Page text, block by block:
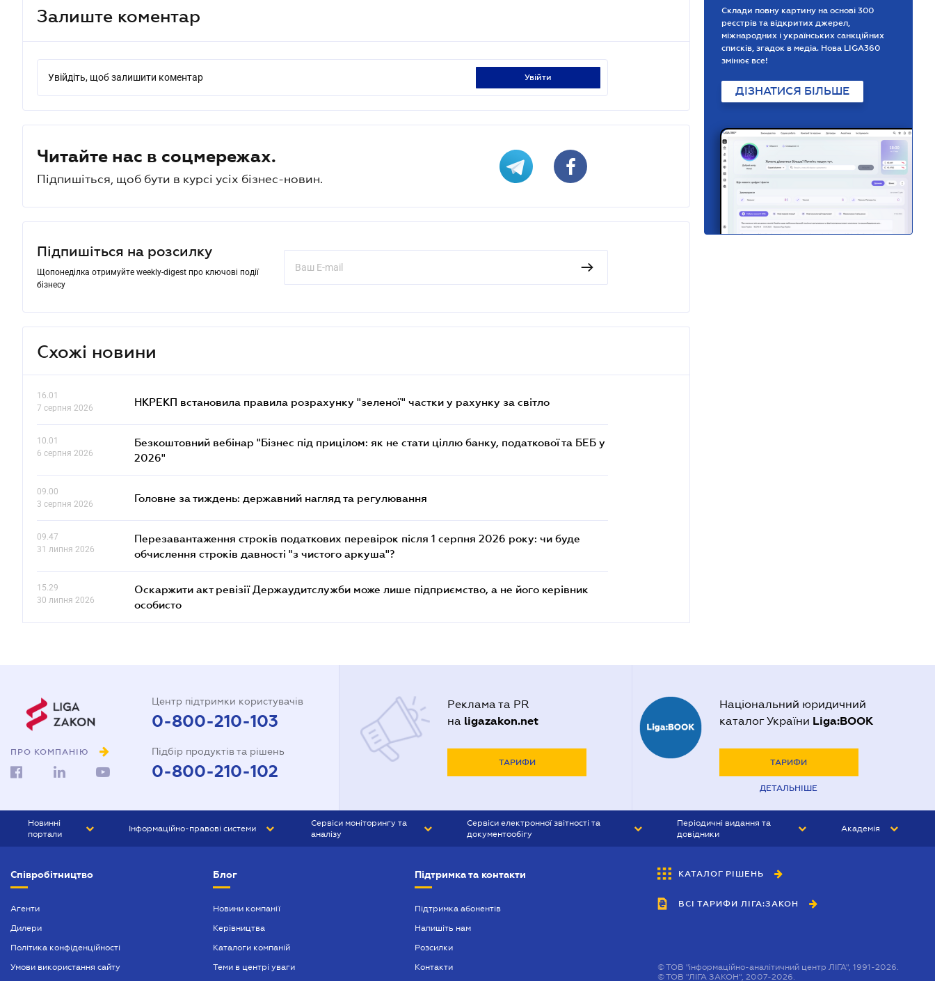
Залиште коментар
Увійдіть, щоб залишити коментар увійти
Читайте нас в соцмережах.
Підпишіться, щоб бути в курсі усіх бізнес-новин.
Підпишіться на розсилку
Щопонеділка отримуйте weekly-digest про ключові події
бізнесу
Схожі новини
16.01
7 серпня 2026
НКРЕКП встановила правила розрахунку "зеленої" частки у рахунку за світло
10.01
6 серпня 2026
Безкоштовний вебінар "Бізнес під прицілом: як не стати ціллю банку, податкової та БЕБ у
2026"
09.00
3 серпня 2026
Головне за тиждень: державний нагляд та регулювання
09.47
31 липня 2026
Перезавантаження строків податкових перевірок після 1 серпня 2026 року: чи буде
обчислення строків давності "з чистого аркуша"?
15.29
30 липня 2026
Оскаржити акт ревізії Держаудитслужби може лише підприємство, а не його керівник
особисто
Склади повну картину на основі 300
реєстрів та відкритих джерел,
міжнародних і українських санкційних
списків, згадок в медіа. Нова LIGA360
змінює все!
ДІЗНАТИСЯ БІЛЬШЕ
ПРО КОМПАНІЮ
Центр підтримки користувачів
0-800-210-103
Підбір продуктів та рішень
0-800-210-102
Реклама та PR
на ligazakon.net
ТАРИФИ
Національний юридичний
каталог України Liga:BOOK
ТАРИФИ
ДЕТАЛЬНІШЕ
Новинні
портали
БІЗНЕС
Інформаційно-правові системи
БУХГАЛТЕР ПРОФ
Сервіси моніторингу та
аналізу
Сервіси електронної звітності та
документообігу
Періодичні видання та
довідники
БУХГАЛТЕР&ЗАКОН
ВІСНИК МСФЗ
Академія
Співробітництво
Агенти
Дилери
Політика конфіденційності
Умови використання сайту
Блог
Новини компанії
Керівництва
Каталоги компаній
Теми в центрі уваги
Підтримка та контакти
Підтримка абонентів
Напишіть нам
Розсилки
Контакти
КАТАЛОГ РІШЕНЬ
ВСІ ТАРИФИ ЛІГА:ЗАКОН
©ТОВ "інформаційно-аналітичний центр ЛІГА", 1991-2026.
©ТОВ "ЛІГА ЗАКОН", 2007-2026.